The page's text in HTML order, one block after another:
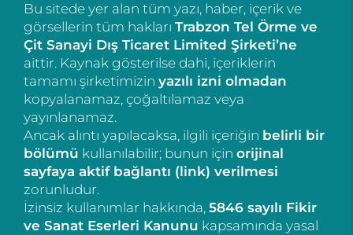
Bu sitede yer alan tüm yazı, haber, içerik ve
görsellerin tüm hakları Trabzon Tel Örme ve
Çit Sanayi Dış Ticaret Limited Şirketi’ne
aittir. Kaynak gösterilse dahi, içeriklerin
tamamı şirketimizin yazılı izni olmadan
kopyalanamaz, çoğaltılamaz veya
yayınlanamaz.
Ancak alıntı yapılacaksa, ilgili içeriğin belirli bir
bölümü kullanılabilir; bunun için orijinal
sayfaya aktif bağlantı (link) verilmesi
zorunludur.
İzinsiz kullanımlar hakkında, 5846 sayılı Fikir
ve Sanat Eserleri Kanunu kapsamında yasal